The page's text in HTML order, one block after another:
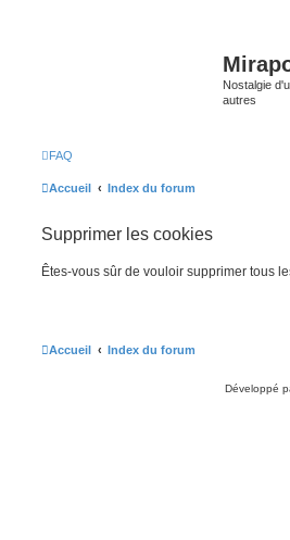
Nostalgie
autres
FAQ
Accueil Index du forum
Supprimer les cookies
Êtes-vous sûr de vouloir supprimer tous
Accueil Index du forum
Développé